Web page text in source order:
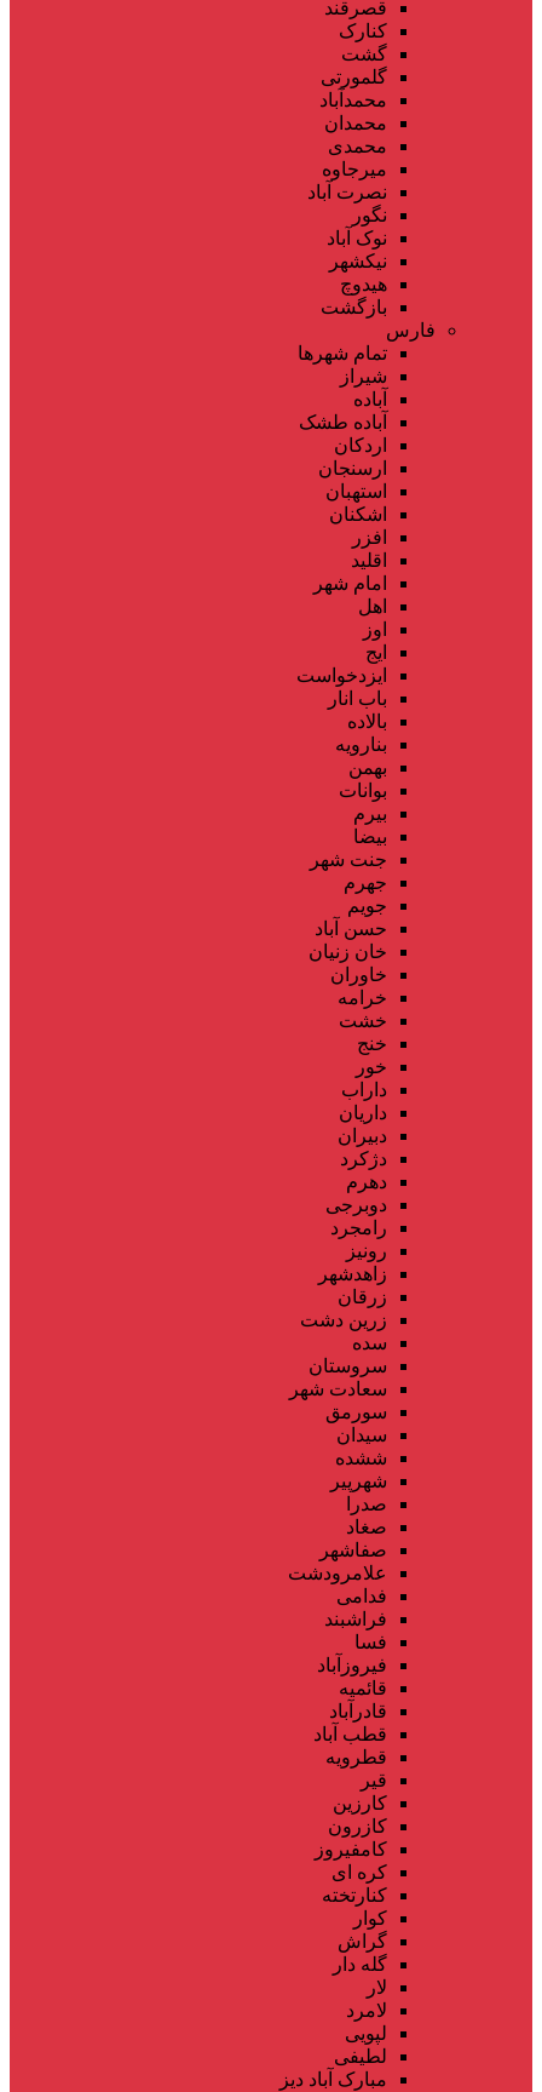
قصرقند
کنارک
گشت
گلمورتی
محمدآباد
محمدان
محمدی
میرجاوه
نصرت آباد
نگور
نوک آباد
نیکشهر
هیدوچ
بازگشت
فارس
تمام شهر‌ها
شیراز
آباده
آباده طشک
اردکان
ارسنجان
استهبان
اشکنان
افزر
اقلید
امام شهر
اهل
اوز
ایج
ایزدخواست
باب انار
بالاده
بنارویه
بهمن
بوانات
بیرم
بیضا
جنت شهر
جهرم
جویم
حسن آباد
خان زنیان
خاوران
خرامه
خشت
خنج
خور
داراب
داریان
دبیران
دژکرد
دهرم
دوبرجی
رامجرد
رونیز
زاهدشهر
زرقان
زرین دشت
سده
سروستان
سعادت شهر
سورمق
سیدان
ششده
شهرپیر
صدرا
صغاد
صفاشهر
علامرودشت
فدامی
فراشبند
فسا
فیروزآباد
قائمیه
قادرآباد
قطب آباد
قطرویه
قیر
کارزین
کازرون
کامفیروز
کره ای
کنارتخته
کوار
گراش
گله دار
لار
لامرد
لپویی
لطیفی
مبارک آباد دیز